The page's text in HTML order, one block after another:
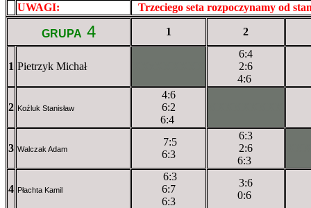
UWAGI:
Trzeciego seta rozpoczynamy od
GRUPA 4 1 2
1 Pietrzyk Michał
6:4
2:6
4:6
2 Koźluk Stanisław
4:6
6:2
6:4
3 Walczak Adam
7:5
6:3
6:3
2:6
6:3
4 Płachta Kamil
6:3
6:7
6:3
3:6
0:6